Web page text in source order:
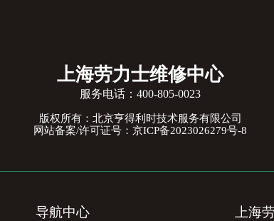
上海劳力士维修中心
服务电话： 400-805-0023
版权所有：北京亨得利时技术服务有限公司
网站备案/许可证号：京ICP备2023026279号-8
导航中心 上海